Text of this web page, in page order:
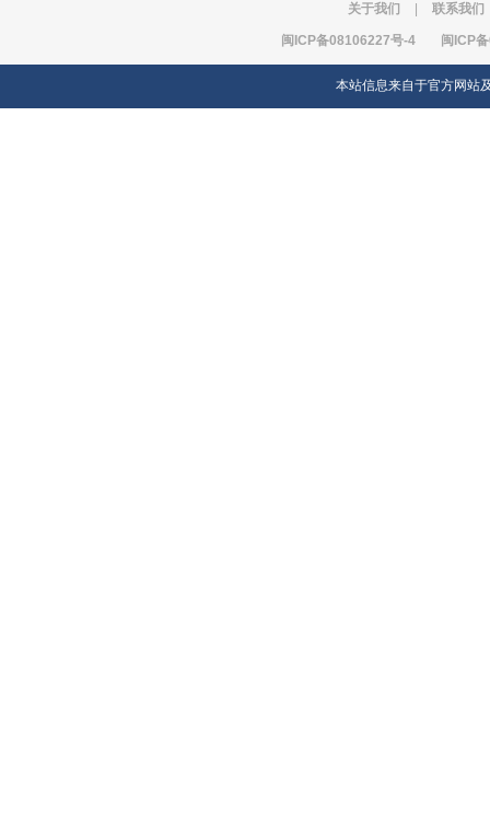
关于我们 联系我们
闽ICP备08106227号-4 闽ICP
本站信息来自于官方网站